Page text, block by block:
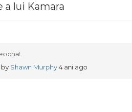
a lui Kamara
by Shawn Murphy4 ani ago